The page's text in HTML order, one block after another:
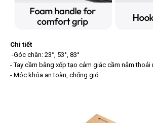
Chi tiết
-Góc chân: 23°, 53°, 83°
- Tay cầm bằng xốp tạo cảm giác cầm nắm thoải
- Móc khóa an toàn, chống gió